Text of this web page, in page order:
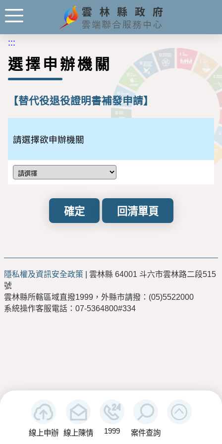
線上申辦 線上陳情 1999 案件查詢
:::
選擇申辦機關
【替代役退役證明書補發申請】
請選擇欲申辦機關
確定 回清單頁
隱私權及資訊安全政策 | 雲林縣 64001 斗六市雲林路二段515
號
雲林縣所轄區域直撥1999，外縣市請撥：(05)5522000
系統操作客服電話：07-5364800#334